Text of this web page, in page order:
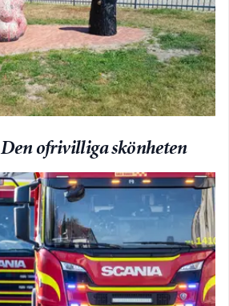
Den ofrivilliga skönheten